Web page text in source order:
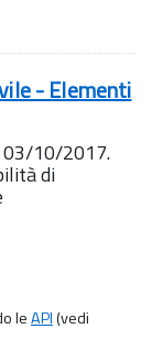
- Elementi
03/10/2017.
di
leAPI(vedi